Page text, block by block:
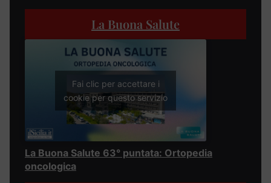
La Buona Salute
Fai clic per accettare i
cookie per questo servizio
La Buona Salute 63° puntata: Ortopedia
oncologica